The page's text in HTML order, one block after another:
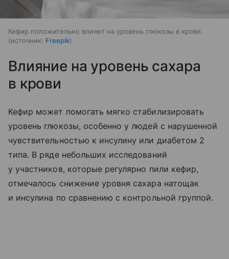
Кефир положительно влияет на уровень глюкозы в крови.
источник: Freepik
Влияние на уровень сахара
в крови
Кефир может помогать мягко стабилизировать
уровень глюкозы, особенно у людей с нарушенной
чувствительностью к инсулину или диабетом 2
типа. В ряде небольших исследований
у участников, которые регулярно пили кефир,
отмечалось снижение уровня сахара натощак
и инсулина по сравнению с контрольной группой.